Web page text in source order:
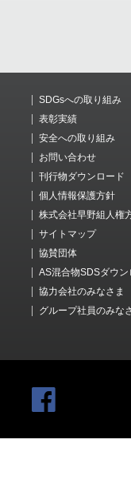
SDGsへの取り組み
表彰実績
安全への取り組み
お問い合わせ
刊行物ダウンロード
個人情報保護方針
株式会社早野組人権
サイトマップ
協賛団体
AS混合物SDSダウン
協力会社のみなさま
グループ社員のみな